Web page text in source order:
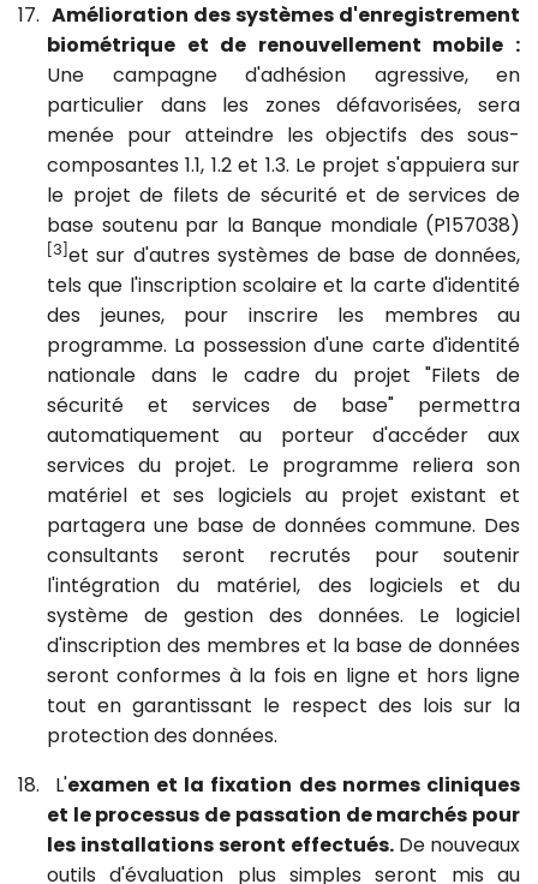
17. Amélioration des systèmes d'enregistrement
biométrique et de renouvellement mobile :
Une campagne d'adhésion agressive, en
particulier dans les zones défavorisées, sera
menée pour atteindre les objectifs des sous-
composantes 1.1, 1.2 et 1.3. Le projet s'appuiera sur
le projet de filets de sécurité et de services de
base soutenu par la Banque mondiale (P157038)
[3] et sur d'autres systèmes de base de données,
tels que l'inscription scolaire et la carte d'identité
des jeunes, pour inscrire les membres au
programme. La possession d'une carte d'identité
nationale dans le cadre du projet "Filets de
sécurité et services de base" permettra
automatiquement au porteur d'accéder aux
services du projet. Le programme reliera son
matériel et ses logiciels au projet existant et
partagera une base de données commune. Des
consultants seront recrutés pour soutenir
l'intégration du matériel, des logiciels et du
système de gestion des données. Le logiciel
d'inscription des membres et la base de données
seront conformes à la fois en ligne et hors ligne
tout en garantissant le respect des lois sur la
protection des données.
18.
L'examen et la fixation des normes cliniques
et le processus de passation de marchés pour
les installations seront effectués. De nouveaux
outils d'évaluation plus simples seront mis au